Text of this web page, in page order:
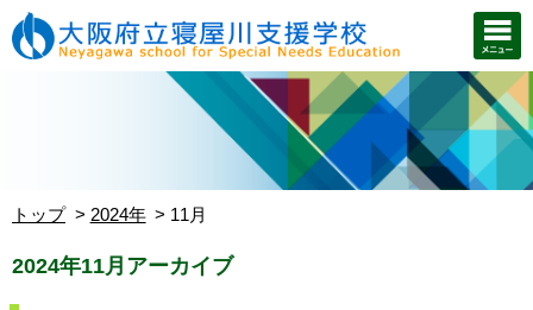
トップ 2024年 11月
2024年11月アーカイブ